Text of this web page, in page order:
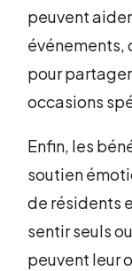
peuvent
événements,
pour
occasions
Enfin, les
soutien
de résidents
sentir seuls
peuvent leur